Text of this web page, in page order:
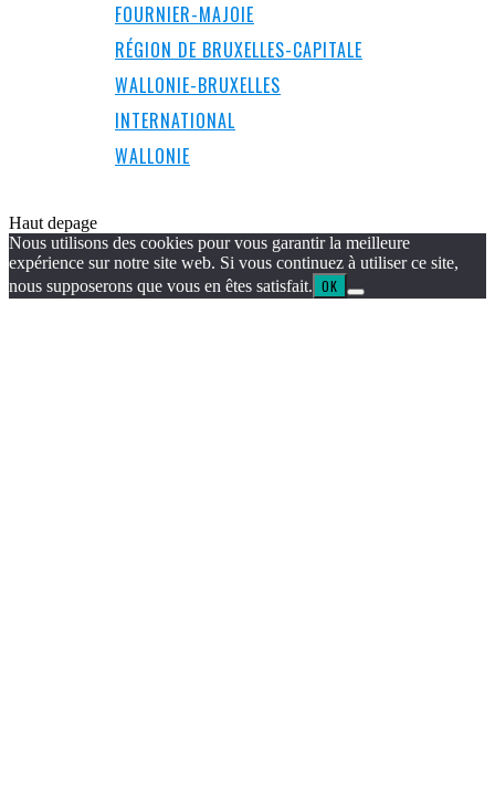
FOURNIER-MAJOIE
RÉGION DE BRUXELLES-CAPITALE
WALLONIE-BRUXELLES
INTERNATIONAL
WALLONIE
Haut depage
Nous utilisons des cookies pour vous garantir la meilleure
expérience sur notre site web. Si vous continuez à utiliser ce site,
nous supposerons que vous en êtes satisfait. OK